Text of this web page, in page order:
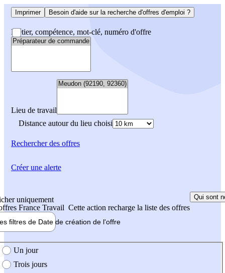
Imprimer Besoin d'aide sur la recherche d'offres d'emploi ?
Métier, compétence, mot-clé, numéro d'offre
Lieu de travail
Distance autour du lieu choisi
Rechercherdes offres
uniquement
France Travail Cette action recharge la liste des offres
Qui sont
filtres de Date de création de l'offre
création de l'offre
Un jour
Trois jours
Créer une alerte